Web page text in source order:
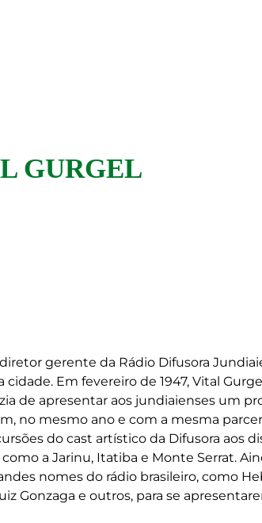
GURGEL
gerente da Rádio Difusora
cidade. Em fevereiro de 1947, Vital
de apresentar aos jundiaienses um
no mesmo ano e com a mesma
do cast artístico da Difusora aos
a Jarinu, Itatiba e Monte Serrat.
nomes do rádio brasileiro, como
Gonzaga e outros, para se